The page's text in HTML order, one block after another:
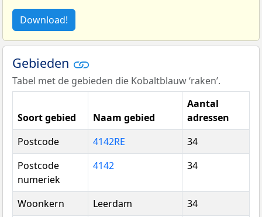
Download!
Gebieden
Tabel met de gebieden die Kobaltblauw ‘raken’.
Soort gebied Naam gebied
Aantal
adressen
Postcode
4142RE
34
Postcode
numeriek
4142 34
Woonkern Leerdam
34